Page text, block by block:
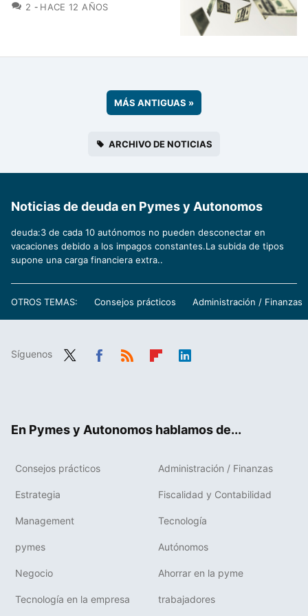
2 COMENTARIOS
HACE 12 AÑOS
MÁS ANTIGUAS »
ARCHIVO DE NOTICIAS
Noticias de deuda en Pymes y Autonomos
deuda:3 de cada 10 autónomos no pueden desconectar en
vacaciones debido a los impagos constantes.La subida de tipos
supone una carga financiera extra..
OTROS TEMAS: Consejos prácticos Administración / Finanzas
Síguenos
En Pymes y Autonomos hablamos de...
Consejos prácticos Administración / Finanzas
Estrategia Fiscalidad y Contabilidad
Management Tecnología
pymes Autónomos
Negocio Ahorrar en la pyme
Tecnología en la empresa trabajadores